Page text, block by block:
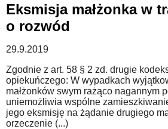
Eksmisja małżonka w
o rozwód
29.9.2019
Zgodnie z art. 58 § 2 zd. drugie
opiekuńczego: W wypadkach
małżonków swym rażąco nagannym
uniemożliwia wspólne
jego eksmisję na żądanie drugiego
orzeczenie (...)